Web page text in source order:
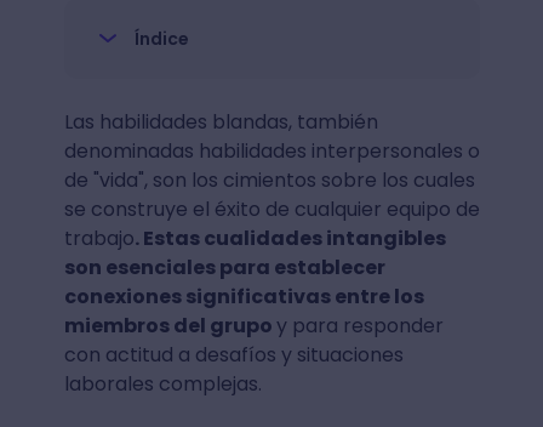
Índice
Las habilidades blandas, también
denominadas habilidades interpersonales o
de "vida", son los cimientos sobre los cuales
se construye el éxito de cualquier equipo de
trabajo. Estas cualidades intangibles
son esenciales para establecer
conexiones significativas entre los
miembros del grupoy para responder
con actitud a desafíos y situaciones
laborales complejas.